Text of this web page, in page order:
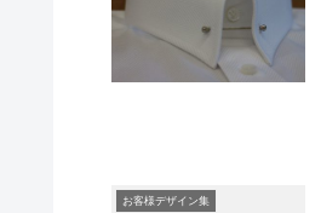
お客様デザイン集